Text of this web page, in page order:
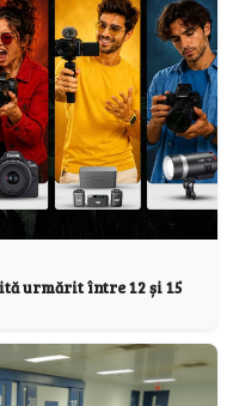
urmărit între 12 și 15